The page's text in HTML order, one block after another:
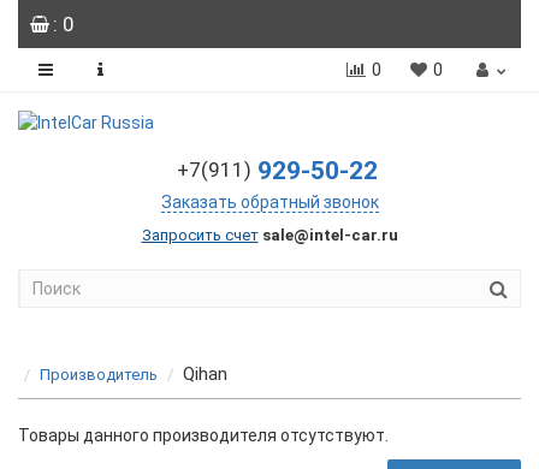
: 0
0 0
+7(911) 929-50-22
Заказать обратный звонок
Запросить счет sale@intel-car.ru
Производитель Qihan
Товары данного производителя отсутствуют.